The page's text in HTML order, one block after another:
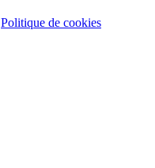
Politique de cookies